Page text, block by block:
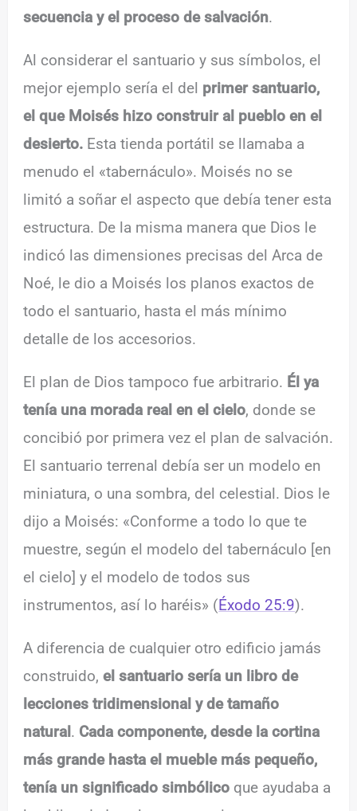
secuencia y el proceso de salvación.
Al considerar el santuario y sus símbolos, el
mejor ejemplo sería el del primer santuario,
el que Moisés hizo construir al pueblo en el
desierto. Esta tienda portátil se llamaba a
menudo el «tabernáculo». Moisés no se
limitó a soñar el aspecto que debía tener esta
estructura. De la misma manera que Dios le
indicó las dimensiones precisas del Arca de
Noé, le dio a Moisés los planos exactos de
todo el santuario, hasta el más mínimo
detalle de los accesorios.
El plan de Dios tampoco fue arbitrario. Él ya
tenía una morada real en el cielo, donde se
concibió por primera vez el plan de salvación.
El santuario terrenal debía ser un modelo en
miniatura, o una sombra, del celestial. Dios le
dijo a Moisés: «Conforme a todo lo que te
muestre, según el modelo del tabernáculo [en
el cielo] y el modelo de todos sus
instrumentos, así lo haréis» (Éxodo 25:9).
A diferencia de cualquier otro edificio jamás
construido,el santuario sería un libro de
lecciones tridimensional y de tamaño
natural. Cada componente, desde la cortina
más grande hasta el mueble más pequeño,
tenía un significado simbólico que ayudaba a